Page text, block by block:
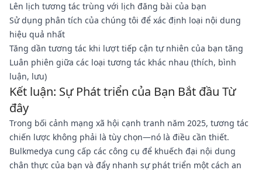
Lên lịch tương tác trùng với lịch đăng bài của bạn
Sử dụng phân tích của chúng tôi để xác định loại nội dung
hiệu quả nhất
Tăng dần tương tác khi lượt tiếp cận tự nhiên của bạn tăng
Luân phiên giữa các loại tương tác khác nhau (thích, bình
luận, lưu)
Kết luận: Sự Phát triển của Bạn Bắt đầu Từ
đây
Trong bối cảnh mạng xã hội cạnh tranh năm 2025, tương tác
chiến lược không phải là tùy chọn—nó là điều cần thiết.
Bulkmedya cung cấp các công cụ để khuếch đại nội dung
chân thực của bạn và đẩy nhanh sự phát triển một cách an